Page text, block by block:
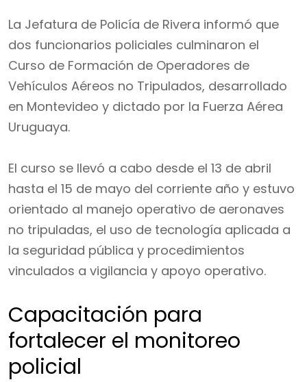
La Jefatura de Policía de Rivera informó que
dos funcionarios policiales culminaron el
Curso de Formación de Operadores de
Vehículos Aéreos no Tripulados, desarrollado
en Montevideo y dictado por la Fuerza Aérea
Uruguaya.
El curso se llevó a cabo desde el 13 de abril
hasta el 15 de mayo del corriente año y estuvo
orientado al manejo operativo de aeronaves
no tripuladas, el uso de tecnología aplicada a
la seguridad pública y procedimientos
vinculados a vigilancia y apoyo operativo.
Capacitación para
fortalecer el monitoreo
policial